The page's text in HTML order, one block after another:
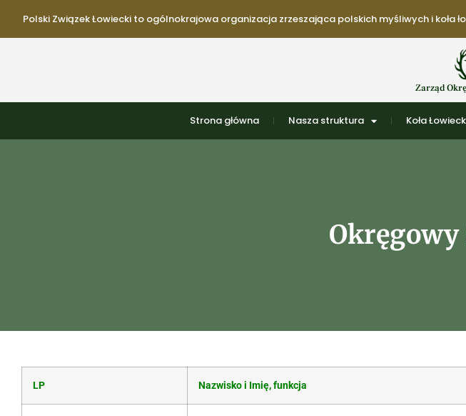
Polski Związek Łowiecki to ogólnokrajowa organizacja zrzeszająca polskich myśliwych i koła
Zarząd
Strona główna Nasza struktura Koła
Okręgowy
LP Nazwisko i Imię, funkcja